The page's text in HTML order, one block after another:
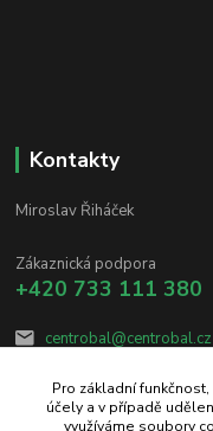
Kontakty
Miroslav Řiháček
Zákaznická podpora
+420 733 111 380
centrobal@centrobal.cz
Pro základní
účely a v případě
využíváme soubory